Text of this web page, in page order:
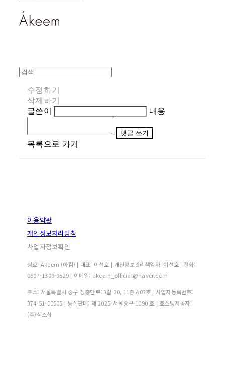
수정하기
삭제하기
글쓴이
내용
댓글 쓰기
목록으로 가기
이용약관
개인정보처리방침
사업자정보확인
상호: Akeem (아킴) | 대표: 이선호 | 개인정보관리책임자: 이선호 | 전화:
0507-1309-9529 | 이메일: akeem_official@naver.com
주소: 서울특별시 중구 장충단로13길 20, 11층 A03호 | 사업자등록번호:
374-51-00505 | 통신판매: 제 2025-서울중구-1090 호 | 호스팅제공자:
(주)식스샵